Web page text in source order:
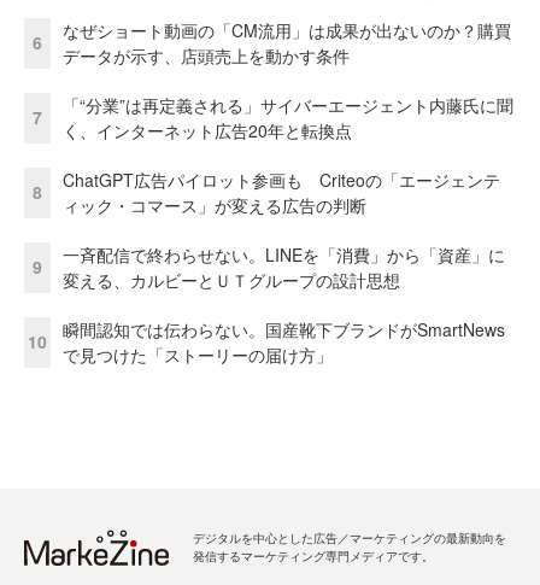
6
なぜショート動画の「CM流用」は成果が出ないのか？購買
データが示す、店頭売上を動かす条件
7
「“分業”は再定義される」サイバーエージェント内藤氏に聞
く、インターネット広告20年と転換点
8
ChatGPT広告パイロット参画も Criteoの「エージェンテ
ィック・コマース」が変える広告の判断
9
一斉配信で終わらせない。LINEを「消費」から「資産」に
変える、カルビーとＵＴグループの設計思想
10
瞬間認知では伝わらない。国産靴下ブランドがSmartNews
で見つけた「ストーリーの届け方」
デジタルを中心とした広告／マーケティングの最新動向を
発信するマーケティング専門メディアです。